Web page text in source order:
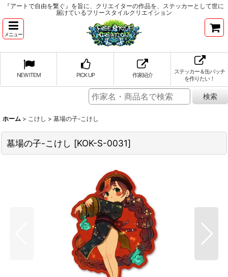
『アートで自由を繋ぐ』を旨に、クリエイターの作品を、ステッカーとして世に
届けているフリースタイルクリエイション
メニュー
NEW ITEM PICK UP 作家紹介
ステッカー＆缶バッチ
を作りたい！
ホーム > こけし > 墓場の子-こけし
墓場の子-こけし [KOK-S-0031]